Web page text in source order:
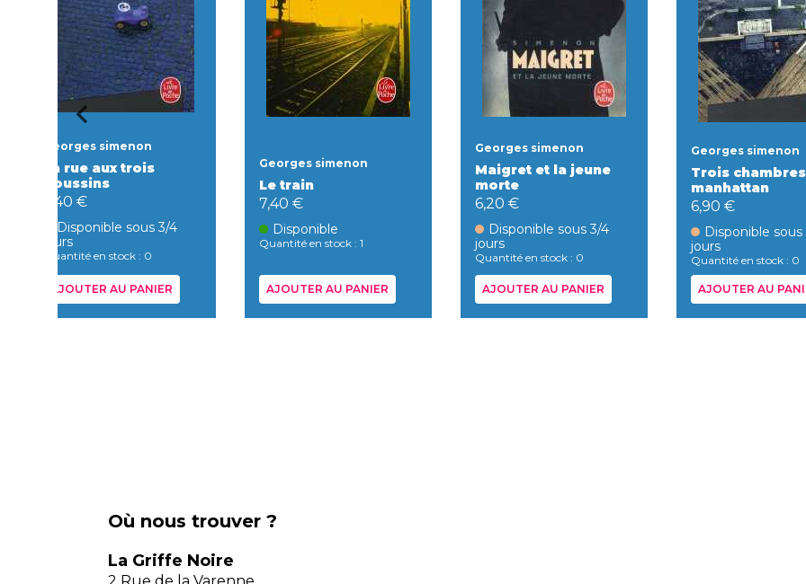
Georges simenon
La rue aux trois
poussins
7,40 €
Disponible sous 3/4
jours
Quantité en stock : 0
AJOUTER AU PANIER
Georges simenon
Le train
7,40 €
Disponible
Quantité en stock : 1
AJOUTER AU PANIER
Georges simenon
Maigret et la jeune
morte
6,20 €
Disponible sous 3/4
jours
Quantité en stock : 0
AJOUTER AU PANIER
Georges simenon
Trois
manhattan
6,90 €
Disponible sous
jours
Quantité en stock : 0
AJOUTER AU
Où nous trouver ?
La Griffe Noire